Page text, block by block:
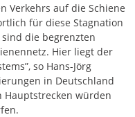
Verkehrs auf die Schiene
für diese Stagnation
die begrenzten
Hier liegt der
so Hans-Jörg
in Deutschland
Hauptstrecken würden